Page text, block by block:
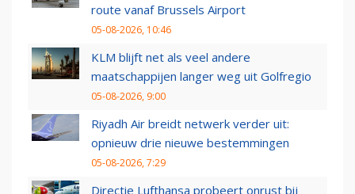
route vanaf Brussels Airport
05-08-2026, 10:46
KLM blijft net als veel andere
maatschappijen langer weg uit Golfregio
05-08-2026, 9:00
Riyadh Air breidt netwerk verder uit:
opnieuw drie nieuwe bestemmingen
05-08-2026, 7:29
Directie Lufthansa probeert onrust bij